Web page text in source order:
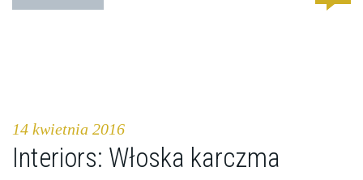
14 kwietnia 2016
Interiors: Włoska karczma